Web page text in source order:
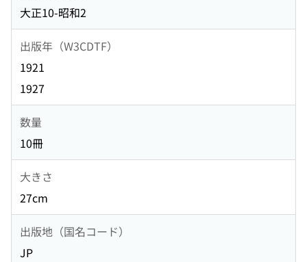
大正10-昭和2
出版年（W3CDTF）
1921
1927
数量
10冊
大きさ
27cm
出版地（国名コード）
JP